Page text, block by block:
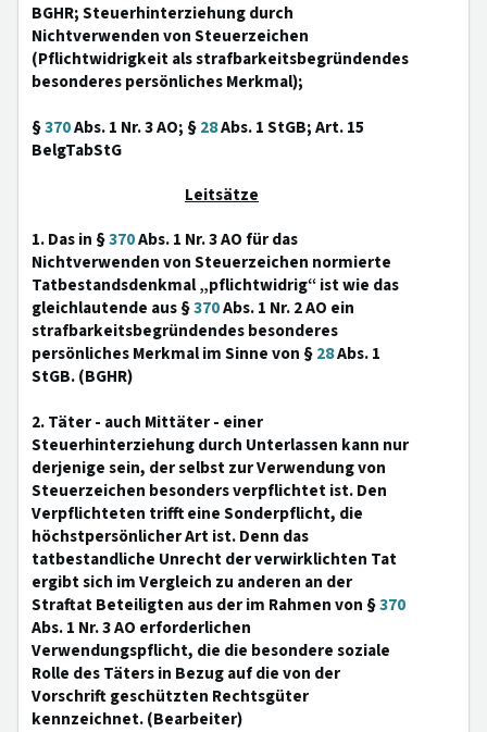
BGHR; Steuerhinterziehung durch
Nichtverwenden von Steuerzeichen
(Pflichtwidrigkeit als strafbarkeitsbegründendes
besonderes persönliches Merkmal);
§370Abs. 1 Nr. 3 AO; §28Abs. 1 StGB; Art. 15
BelgTabStG
Leitsätze
1. Das in §370Abs. 1 Nr. 3 AO für das
Nichtverwenden von Steuerzeichen normierte
Tatbestandsdenkmal „pflichtwidrig“ ist wie das
gleichlautende aus §370Abs. 1 Nr. 2 AO ein
strafbarkeitsbegründendes besonderes
persönliches Merkmal im Sinne von §28Abs. 1
StGB. (BGHR)
2. Täter - auch Mittäter - einer
Steuerhinterziehung durch Unterlassen kann nur
derjenige sein, der selbst zur Verwendung von
Steuerzeichen besonders verpflichtet ist. Den
Verpflichteten trifft eine Sonderpflicht, die
höchstpersönlicher Art ist. Denn das
tatbestandliche Unrecht der verwirklichten Tat
ergibt sich im Vergleich zu anderen an der
Straftat Beteiligten aus der im Rahmen von §370
Abs. 1 Nr. 3 AO erforderlichen
Verwendungspflicht, die die besondere soziale
Rolle des Täters in Bezug auf die von der
Vorschrift geschützten Rechtsgüter
kennzeichnet. (Bearbeiter)